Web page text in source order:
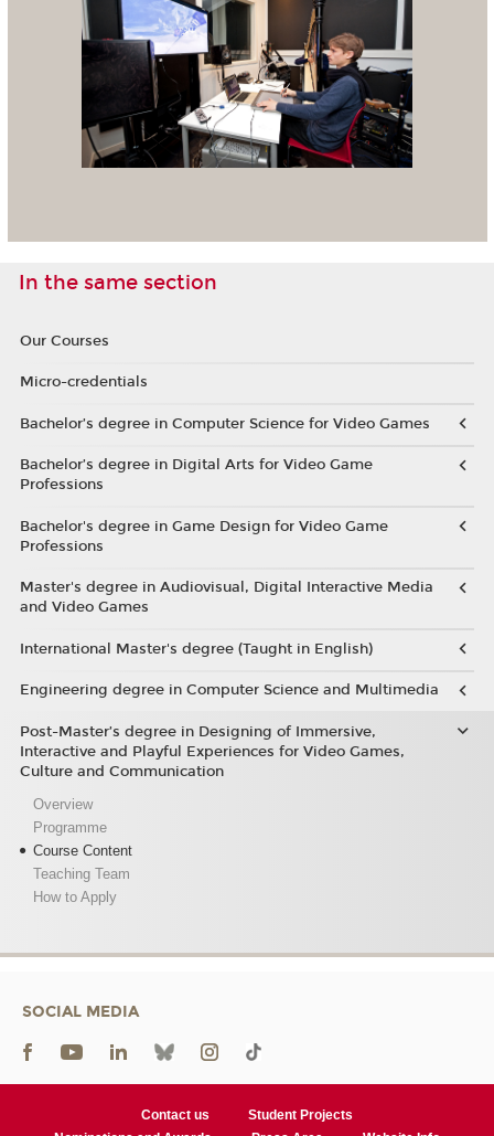
In the same section
Our Courses
Micro-credentials
Bachelor’s degree in Computer Science for Video Games
Bachelor’s degree in Digital Arts for Video Game
Professions
Bachelor's degree in Game Design for Video Game
Professions
Master's degree in Audiovisual, Digital Interactive Media
and Video Games
International Master's degree (Taught in English)
Engineering degree in Computer Science and Multimedia
Post-Master’s degree in Designing of Immersive,
Interactive and Playful Experiences for Video Games,
Culture and Communication
Overview
Programme
Course Content
Teaching Team
How to Apply
SOCIAL MEDIA
Contact us
Student Projects